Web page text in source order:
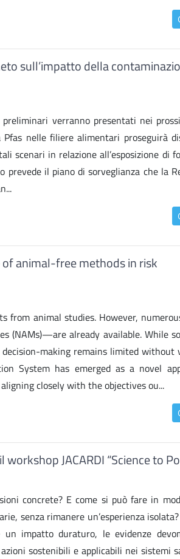
sull’impatto della
verranno presentati nei
nelle filiere alimentari proseguirà
scenari in relazione all’esposizione di
prevede il piano di sorveglianza che la
animal-free methods in risk
from animal studies. However,
(NAMs)—are already available. While
making remains limited without
System has emerged as a novel
closely with the objectives ou...
JACARDI “Science to
concrete? E come si può fare in
senza rimanere un’esperienza
impatto duraturo, le evidenze
sostenibili e applicabili nei sistemi